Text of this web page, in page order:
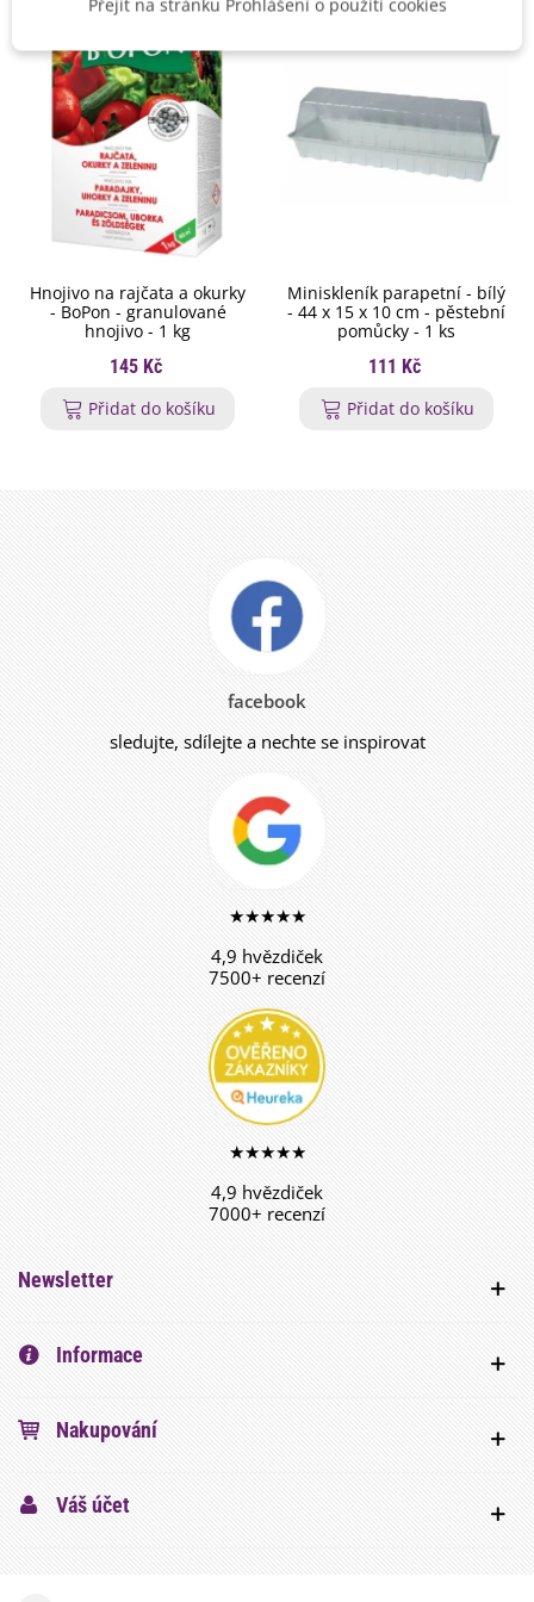
Hnojivo na rajčata a okurky
- BoPon - granulované
hnojivo - 1 kg
145 Kč
Přidat do košíku
Miniskleník parapetní - bílý
- 44 x 15 x 10 cm - pěstební
pomůcky - 1 ks
111 Kč
Přidat do košíku
facebook
sledujte, sdílejte a nechte se inspirovat
★★★★★
4,9 hvězdiček
7500+ recenzí
★★★★★
4,9 hvězdiček
7000+ recenzí
Newsletter
Informace
Nakupování
Váš účet